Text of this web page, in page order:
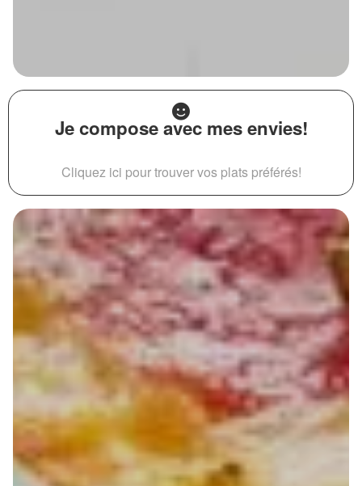
Je compose avec mes envies!
Cliquez ici pour trouver vos plats préférés!